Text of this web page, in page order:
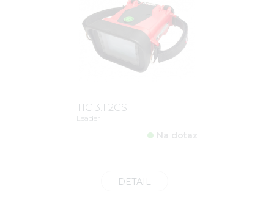
TIC 3.1 2CS
Leader
Na dotaz
DETAIL